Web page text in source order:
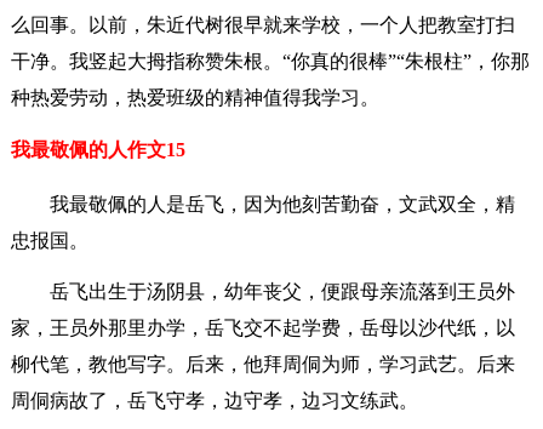
么回事。以前，朱近代树很早就来学校，一个人把教室打扫
干净。我竖起大拇指称赞朱根。“你真的很棒”“朱根柱”，你那
种热爱劳动，热爱班级的精神值得我学习。
我最敬佩的人作文15
我最敬佩的人是岳飞，因为他刻苦勤奋，文武双全，精
忠报国。
岳飞出生于汤阴县，幼年丧父，便跟母亲流落到王员外
家，王员外那里办学，岳飞交不起学费，岳母以沙代纸，以
柳代笔，教他写字。后来，他拜周侗为师，学习武艺。后来
周侗病故了，岳飞守孝，边守孝，边习文练武。